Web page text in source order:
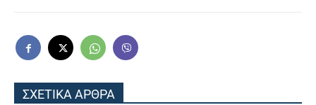
ΣΧΕΤΙΚΑ ΑΡΘΡΑ